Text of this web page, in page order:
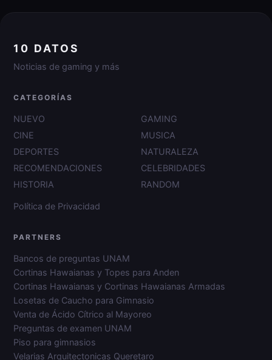
10 DATOS
Noticias de gaming y más
CATEGORÍAS
NUEVO
GAMING
CINE
MUSICA
DEPORTES
NATURALEZA
RECOMENDACIONES
CELEBRIDADES
HISTORIA
RANDOM
Política de Privacidad
PARTNERS
Bancos de preguntas UNAM
Cortinas Hawaianas y Topes para Anden
Cortinas Hawaianas y Cortinas Hawaianas Armadas
Losetas de Caucho para Gimnasio
Venta de Ácido Cítrico al Mayoreo
Preguntas de examen UNAM
Piso para gimnasios
Velarias Arquitectonicas Queretaro